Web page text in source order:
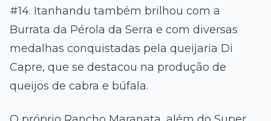
#14. Itanhandu também brilhou com a
Burrata da Pérola da Serra e com diversas
medalhas conquistadas pela queijaria Di
Capre, que se destacou na produção de
queijos de cabra e búfala.